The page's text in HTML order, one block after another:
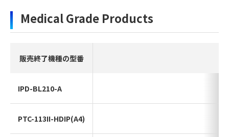
Medical Grade Products
販売終了機種の型番
IPD-BL210-A
PTC-113II-HDIP(A4)